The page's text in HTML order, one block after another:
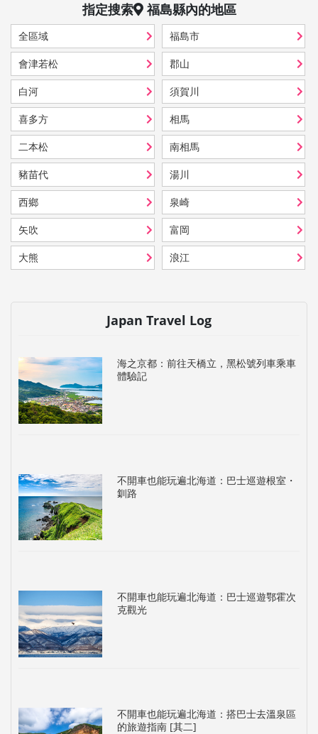
指定搜索 福島縣內的地區
全區域 福島市
會津若松 郡山
白河 須賀川
喜多方 相馬
二本松 南相馬
豬苗代 湯川
西鄉 泉崎
矢吹 富岡
大熊 浪江
Japan Travel Log
海之京都：前往天橋立，黑松號列車乘車
體驗記
不開車也能玩遍北海道：巴士巡遊根室・
釧路
不開車也能玩遍北海道：巴士巡遊鄂霍次
克觀光
不開車也能玩遍北海道：搭巴士去溫泉區
的旅遊指南 [其二]